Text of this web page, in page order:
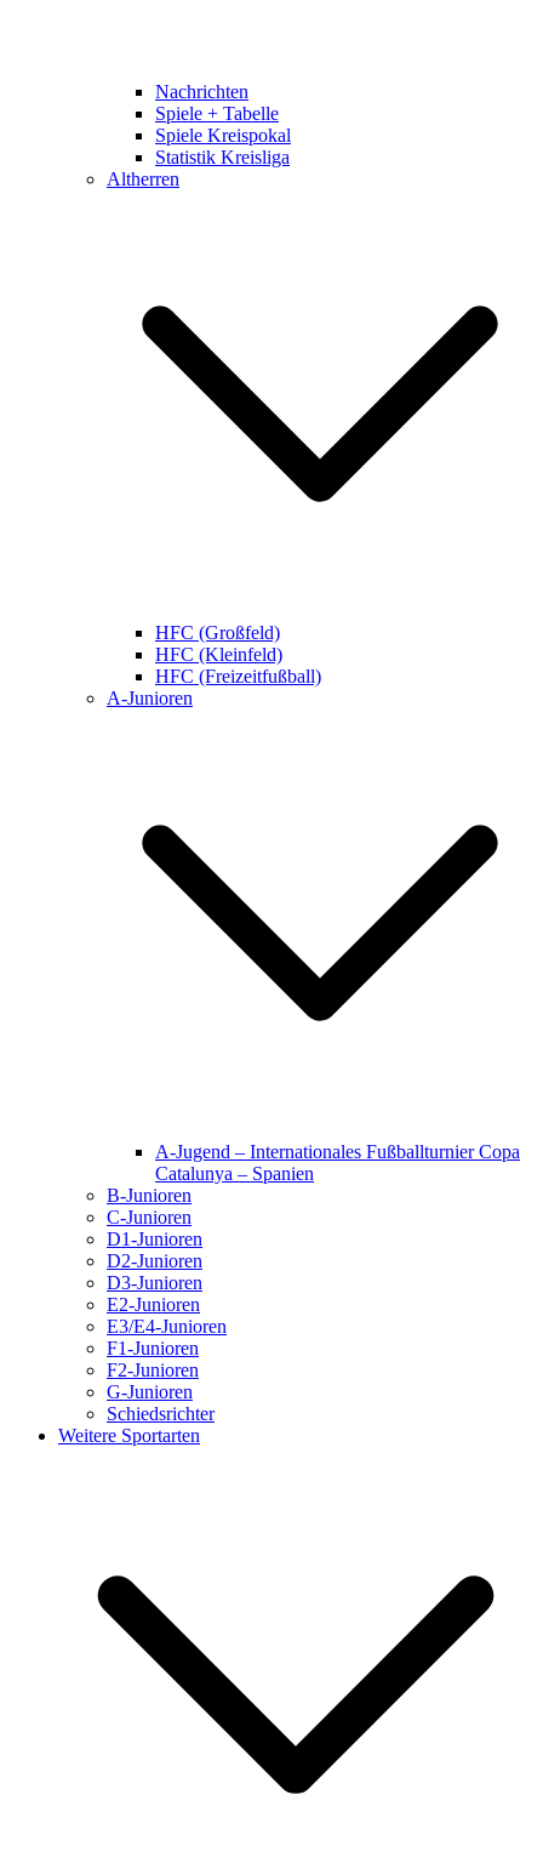
Nachrichten
Spiele + Tabelle
Spiele Kreispokal
Statistik Kreisliga
Altherren
HFC (Großfeld)
HFC (Kleinfeld)
HFC (Freizeitfußball)
A-Junioren
A-Jugend – Internationales Fußballturnier Copa
Catalunya – Spanien
B-Junioren
C-Junioren
D1-Junioren
D2-Junioren
D3-Junioren
E2-Junioren
E3/E4-Junioren
F1-Junioren
F2-Junioren
G-Junioren
Schiedsrichter
Weitere Sportarten